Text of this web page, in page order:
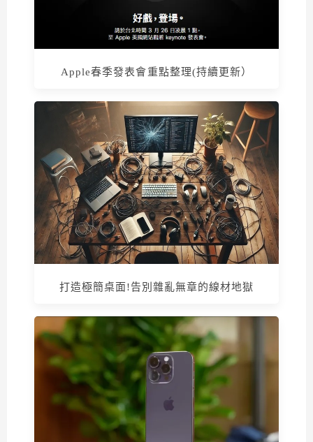
Apple春季發表會重點整理(持續更新）
打造極簡桌面!告別雜亂無章的線材地獄